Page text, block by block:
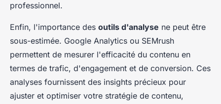
professionnel.
Enfin, l'importance des outils d'analyse ne peut être
sous-estimée. Google Analytics ou SEMrush
permettent de mesurer l'efficacité du contenu en
termes de trafic, d'engagement et de conversion. Ces
analyses fournissent des insights précieux pour
ajuster et optimiser votre stratégie de contenu,